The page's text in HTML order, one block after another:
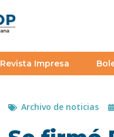
Revista Impresa
Archivo de noticias